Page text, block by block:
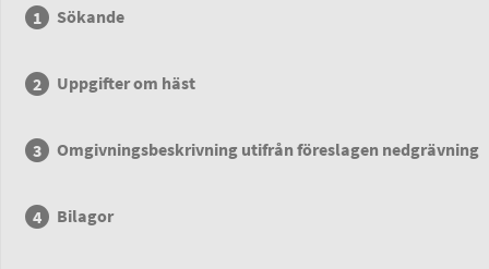
Sökande
Uppgifter om häst
Omgivningsbeskrivning utifrån föreslagen nedgrävning
Bilagor